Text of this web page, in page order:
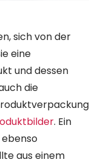
sich von der
eine
und dessen
die
. Ein
aus einem